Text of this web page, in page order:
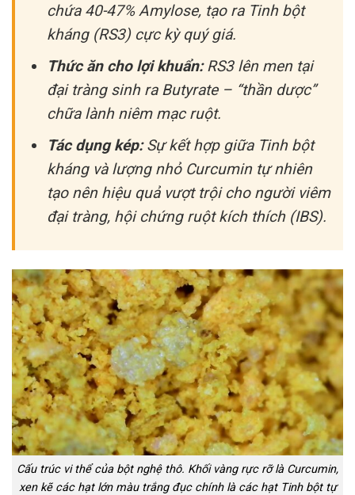
chứa 40-47% Amylose, tạo ra Tinh bột
kháng (RS3) cực kỳ quý giá.
Thức ăn cho lợi khuẩn:RS3 lên men tại
đại tràng sinh ra Butyrate – “thần dược”
chữa lành niêm mạc ruột.
Tác dụng kép:Sự kết hợp giữa Tinh bột
kháng và lượng nhỏ Curcumin tự nhiên
tạo nên hiệu quả vượt trội cho người viêm
đại tràng, hội chứng ruột kích thích (IBS).
Cấu trúc vi thể của bột nghệ thô. Khối vàng rực rỡ là Curcumin,
xen kẽ các hạt lớn màu trắng đục chính là các hạt Tinh bột tự